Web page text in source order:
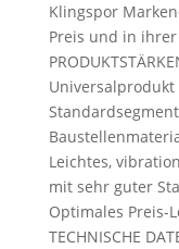
Klingspor
Preis und in
Leichtes,
mit sehr guter
Optimales Preis-
TECHNISCHE